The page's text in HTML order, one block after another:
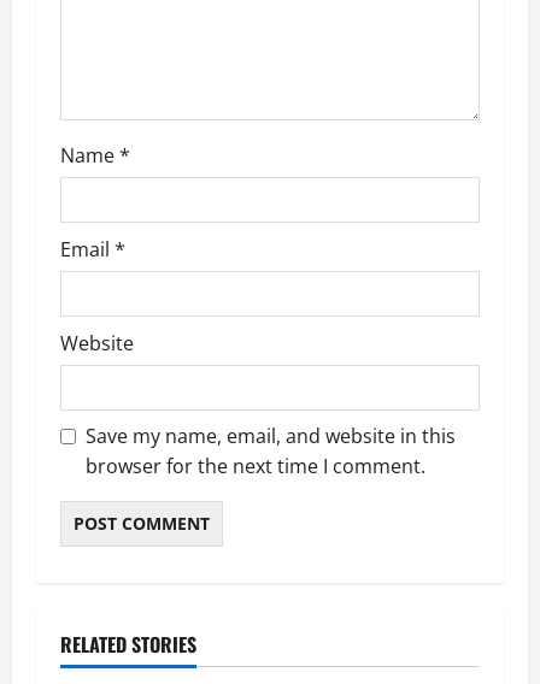
Name*
Email *
Website
Save my name, email, and website in this
browser for the next time I comment.
RELATED STORIES